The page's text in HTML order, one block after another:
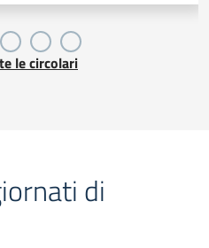
le circolari
di